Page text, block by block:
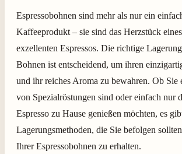
Espressobohnen sind mehr als nur ein
Kaffeeprodukt – sie sind das Herzstück
exzellenten Espressos. Die richtige
Bohnen ist entscheidend, um ihren
und ihr reiches Aroma zu bewahren. Ob Sie
von Spezialröstungen sind oder einfach nur
Espresso zu Hause genießen möchten, es
Lagerungsmethoden, die Sie befolgen
Ihrer Espressobohnen zu erhalten.